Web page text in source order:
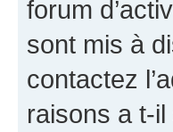
forum
sont mis à
contactez
raisons a t-